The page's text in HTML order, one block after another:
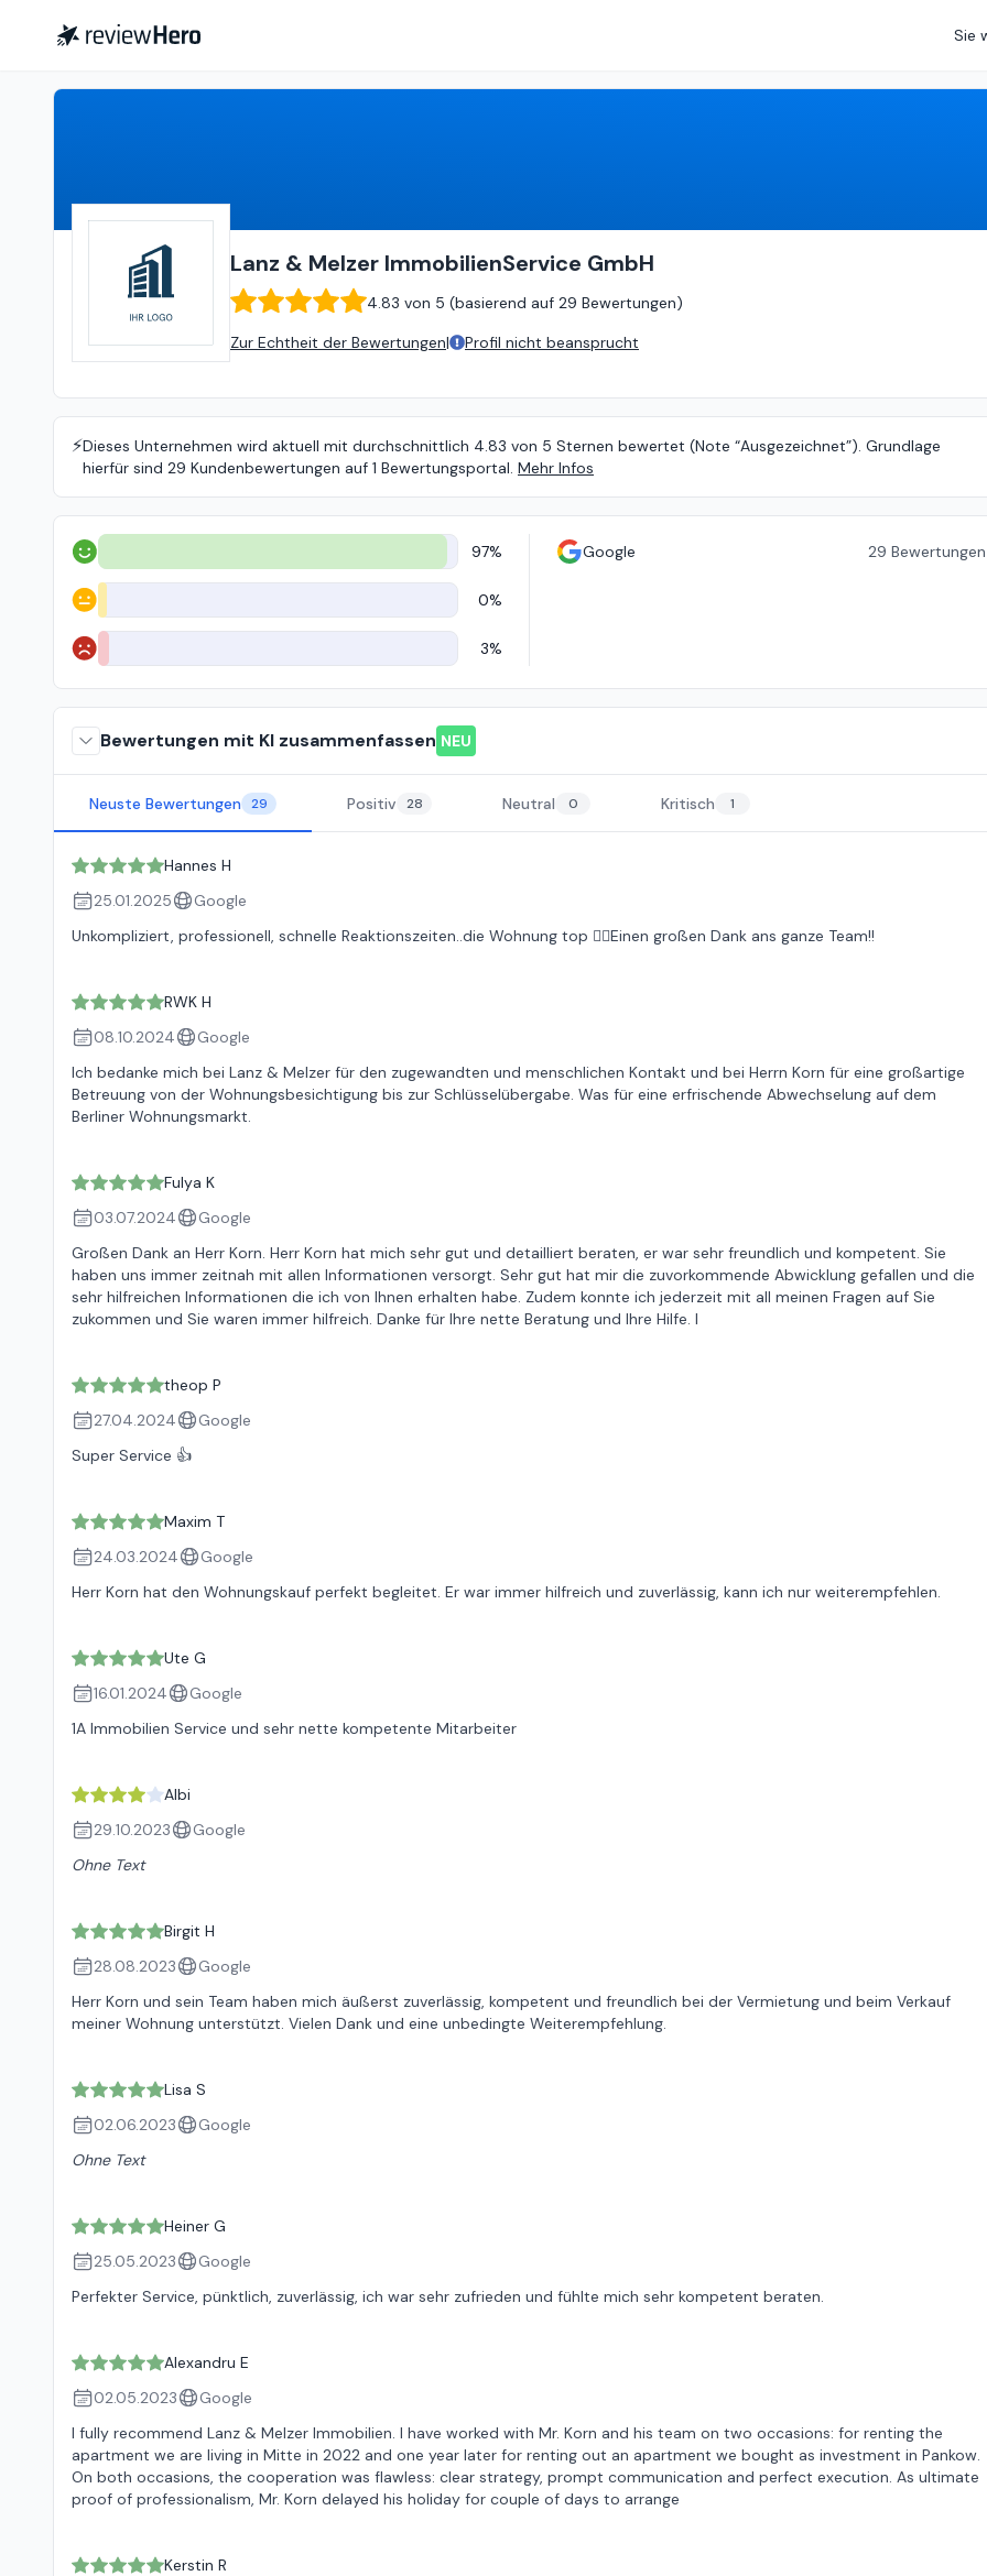
Sie
Lanz & Melzer ImmobilienService GmbH
4.83 von 5 (basierend auf 29 Bewertungen)
Zur Echtheit der Bewertungen| Profil nicht beansprucht
⚡️Dieses Unternehmen wird aktuell mit durchschnittlich 4.83 von 5 Sternen bewertet (Note “Ausgezeichnet”). Grundlage
hierfür sind 29 Kundenbewertungen auf 1 Bewertungsportal. Mehr Infos
Positiv 97%
Neutral 0%
Negativ 3%
Google 29 Bewertungen
Bewertungen mit KI zusammenfassen NEU
Neuste Bewertungen 29 Positiv 28 Neutral 0 Kritisch 1
Hannes H
25.01.2025
Google
Unkompliziert, professionell, schnelle Reaktionszeiten..die Wohnung top 👌🏻Einen großen Dank ans ganze Team!!
RWK H
08.10.2024
Google
Ich bedanke mich bei Lanz & Melzer für den zugewandten und menschlichen Kontakt und bei Herrn Korn für eine großartige
Betreuung von der Wohnungsbesichtigung bis zur Schlüsselübergabe. Was für eine erfrischende Abwechselung auf dem
Berliner Wohnungsmarkt.
Fulya K
03.07.2024
Google
Großen Dank an Herr Korn. Herr Korn hat mich sehr gut und detailliert beraten, er war sehr freundlich und kompetent. Sie
haben uns immer zeitnah mit allen Informationen versorgt. Sehr gut hat mir die zuvorkommende Abwicklung gefallen und die
sehr hilfreichen Informationen die ich von Ihnen erhalten habe. Zudem konnte ich jederzeit mit all meinen Fragen auf Sie
zukommen und Sie waren immer hilfreich. Danke für Ihre nette Beratung und Ihre Hilfe. I
theop P
27.04.2024
Google
Super Service 👍
Maxim T
24.03.2024
Google
Herr Korn hat den Wohnungskauf perfekt begleitet. Er war immer hilfreich und zuverlässig, kann ich nur weiterempfehlen.
Ute G
16.01.2024
Google
1A Immobilien Service und sehr nette kompetente Mitarbeiter
Albi
29.10.2023
Google
Ohne Text
Birgit H
28.08.2023
Google
Herr Korn und sein Team haben mich äußerst zuverlässig, kompetent und freundlich bei der Vermietung und beim Verkauf
meiner Wohnung unterstützt. Vielen Dank und eine unbedingte Weiterempfehlung.
Lisa S
02.06.2023
Google
Ohne Text
Heiner G
25.05.2023
Google
Perfekter Service, pünktlich, zuverlässig, ich war sehr zufrieden und fühlte mich sehr kompetent beraten.
Alexandru E
02.05.2023
Google
I fully recommend Lanz & Melzer Immobilien. I have worked with Mr. Korn and his team on two occasions: for renting the
apartment we are living in Mitte in 2022 and one year later for renting out an apartment we bought as investment in Pankow.
On both occasions, the cooperation was flawless: clear strategy, prompt communication and perfect execution. As ultimate
proof of professionalism, Mr. Korn delayed his holiday for couple of days to arrange
Kerstin R